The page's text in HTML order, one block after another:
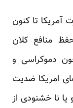
آمریکا تا کنون
منافع کلان
دموکراسی و
امریکا ضدیت
نا خشنودی از